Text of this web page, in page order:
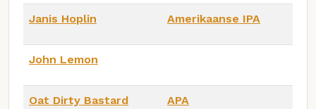
Janis Hoplin Amerikaanse IPA
John Lemon
Oat Dirty Bastard APA